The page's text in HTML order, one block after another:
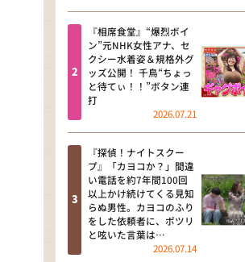
news おかえり
河合＆A.B.C-Z塚田×
「なんでやねん！？」
かえり）
DAIGOも台所 ～きょ
にする？～
本日はダイアンなり！
朝だ！生です旅サラダ
教えて！ニュースライ
ミカタ
『相席食堂』“爆烈ボイ
ン”元NHK女性アナ、セ
クシー水着姿＆規格外グ
ッズ公開！ 千鳥“ちょっ
と待てぃ！！”ボタン連
打
2026.07.21
『探偵！ナイトスクー
プ』「カヨコか？」間違
い電話を約7年間100回
以上かけ続けてくる見知
らぬ男性。カヨコのふり
をした依頼者に、ポツリ
と呟いた言葉は…
2026.07.14